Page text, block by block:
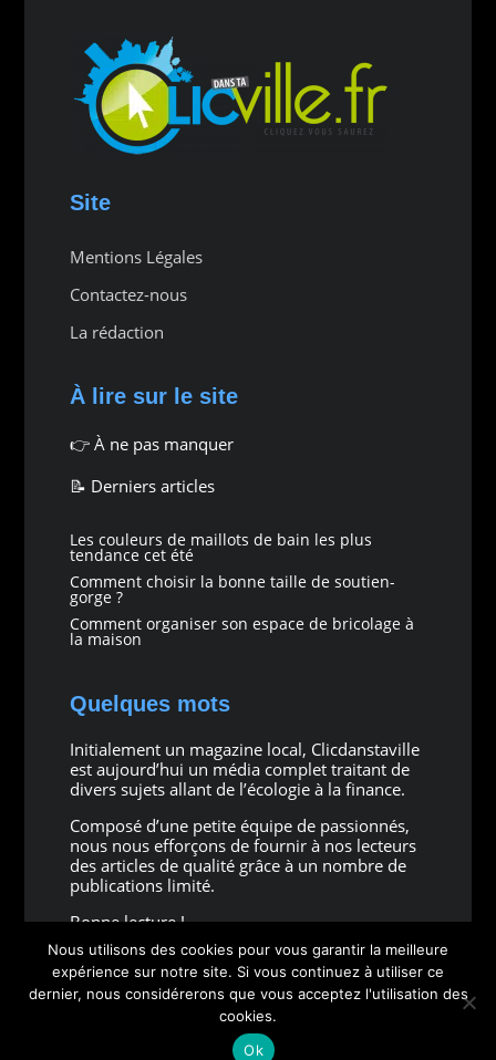
Site
Mentions Légales
Contactez-nous
La rédaction
À lire sur le site
👉 À ne pas manquer
📝 Derniers articles
Les couleurs de maillots de bain les plus
tendance cet été
Comment choisir la bonne taille de soutien-
gorge ?
Comment organiser son espace de bricolage à
la maison
Quelques mots
Initialement un magazine local, Clicdanstaville
est aujourd’hui un média complet traitant de
divers sujets allant de l’écologie à la finance.
Composé d’une petite équipe de passionnés,
nous nous efforçons de fournir à nos lecteurs
des articles de qualité grâce à un nombre de
publications limité.
Bonne lecture !
Copyright © 2026 all rights reserved
Nous utilisons des cookies pour vous garantir la meilleure
expérience sur notre site. Si vous continuez à utiliser ce
dernier, nous considérerons que vous acceptez l'utilisation des
cookies.
Ok